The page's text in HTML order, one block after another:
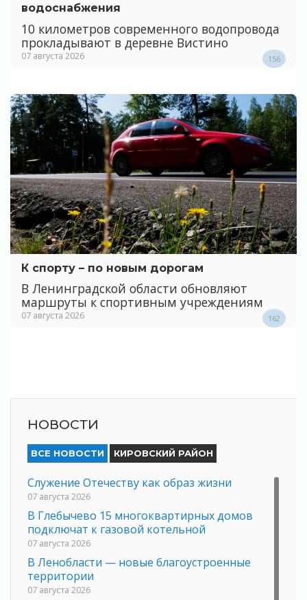
водоснабжения
10 километров современного водопровода
прокладывают в деревне Вистино
07 августа 2026 156
К спорту – по новым дорогам
В Ленинградской области обновляют
маршруты к спортивным учреждениям
07 августа 2026 162
НОВОСТИ
ВСЕ НОВОСТИ КИРОВСКИЙ РАЙОН
Служение Отечеству как образ жизни
07 августа 2026
В Глебычево 15 многоквартирных домов
подключат к газовой котельной
07 августа 2026
В Ленобласти — новые благоустроенные
территории
07 августа 2026